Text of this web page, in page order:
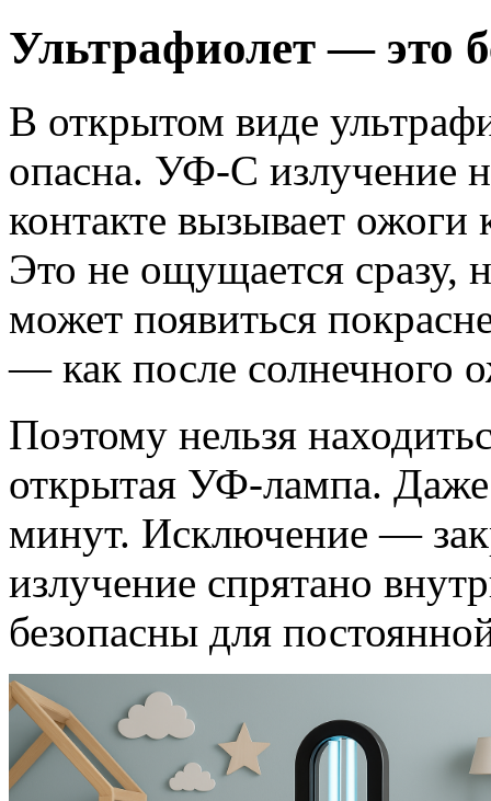
Ультрафиолет — это
В открытом виде
опасна. УФ-С излучение
контакте вызывает
Это не ощущается сразу,
может появиться
— как после солнечного
Поэтому нельзя
открытая УФ-лампа.
минут. Исключение —
излучение спрятано
безопасны для